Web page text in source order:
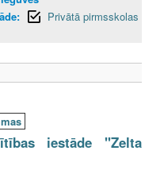
Privātā pirmsskolas
iestāde "Zelta